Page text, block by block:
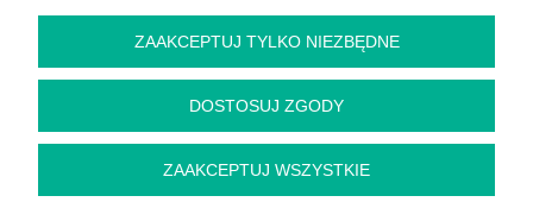
kontakt przed wizytą
ul. Cynamonowa 2,
woj. dolnośląskie
22 22 82 046,
biuro@e-krzeslo.com.pl
ZAAKCEPTUJ TYLKO NIEZBĘDNE
DOSTOSUJ ZGODY
ZAAKCEPTUJ WSZYSTKIE